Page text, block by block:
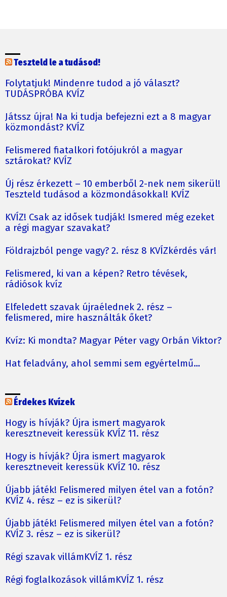
Teszteld le a tudásod!
Folytatjuk! Mindenre tudod a jó választ?
TUDÁSPRÓBA KVÍZ
Játssz újra! Na ki tudja befejezni ezt a 8 magyar
közmondást? KVÍZ
Felismered fiatalkori fotójukról a magyar
sztárokat? KVÍZ
Új rész érkezett – 10 emberből 2-nek nem sikerül!
Teszteld tudásod a közmondásokkal! KVÍZ
KVÍZ! Csak az idősek tudják! Ismered még ezeket
a régi magyar szavakat?
Földrajzból penge vagy? 2. rész 8 KVÍZkérdés vár!
Felismered, ki van a képen? Retro tévések,
rádiósok kvíz
Elfeledett szavak újraélednek 2. rész –
felismered, mire használták őket?
Kvíz: Ki mondta? Magyar Péter vagy Orbán Viktor?
Hat feladvány, ahol semmi sem egyértelmű…
Érdekes Kvízek
Hogy is hívják? Újra ismert magyarok
keresztneveit keressük KVÍZ 11. rész
Hogy is hívják? Újra ismert magyarok
keresztneveit keressük KVÍZ 10. rész
Újabb játék! Felismered milyen étel van a fotón?
KVÍZ 4. rész – ez is sikerül?
Újabb játék! Felismered milyen étel van a fotón?
KVÍZ 3. rész – ez is sikerül?
Régi szavak villámKVÍZ 1. rész
Régi foglalkozások villámKVÍZ 1. rész